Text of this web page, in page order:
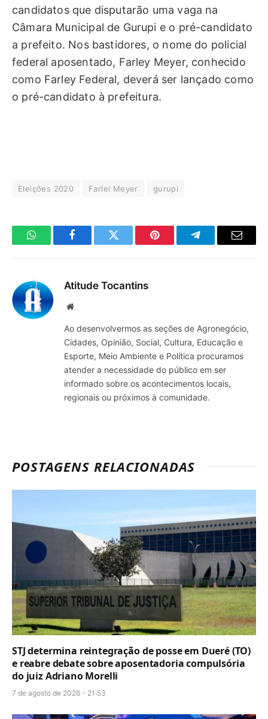
candidatos que disputarão uma vaga na
Câmara Municipal de Gurupi e o pré-candidato
a prefeito. Nos bastidores, o nome do policial
federal aposentado, Farley Meyer, conhecido
como Farley Federal, deverá ser lançado como
o pré-candidato à prefeitura.
Eleições 2020 Farlei Meyer gurupi
WhatsAppFacebookTwitter Pinterest TelegramaE-
Atitude Tocantins
Site
Ao desenvolvermos as seções de Agronegócio,
Cidades, Opinião, Social, Cultura, Educação e
Esporte, Meio Ambiente e Política procuramos
atender a necessidade do público em ser
informado sobre os acontecimentos locais,
regionais ou próximos à comunidade.
POSTAGENS RELACIONADAS
STJ determina reintegração de posse em Dueré (TO)
e reabre debate sobre aposentadoria compulsória
do juiz Adriano Morelli
7 de agosto de 2026 - 21:53